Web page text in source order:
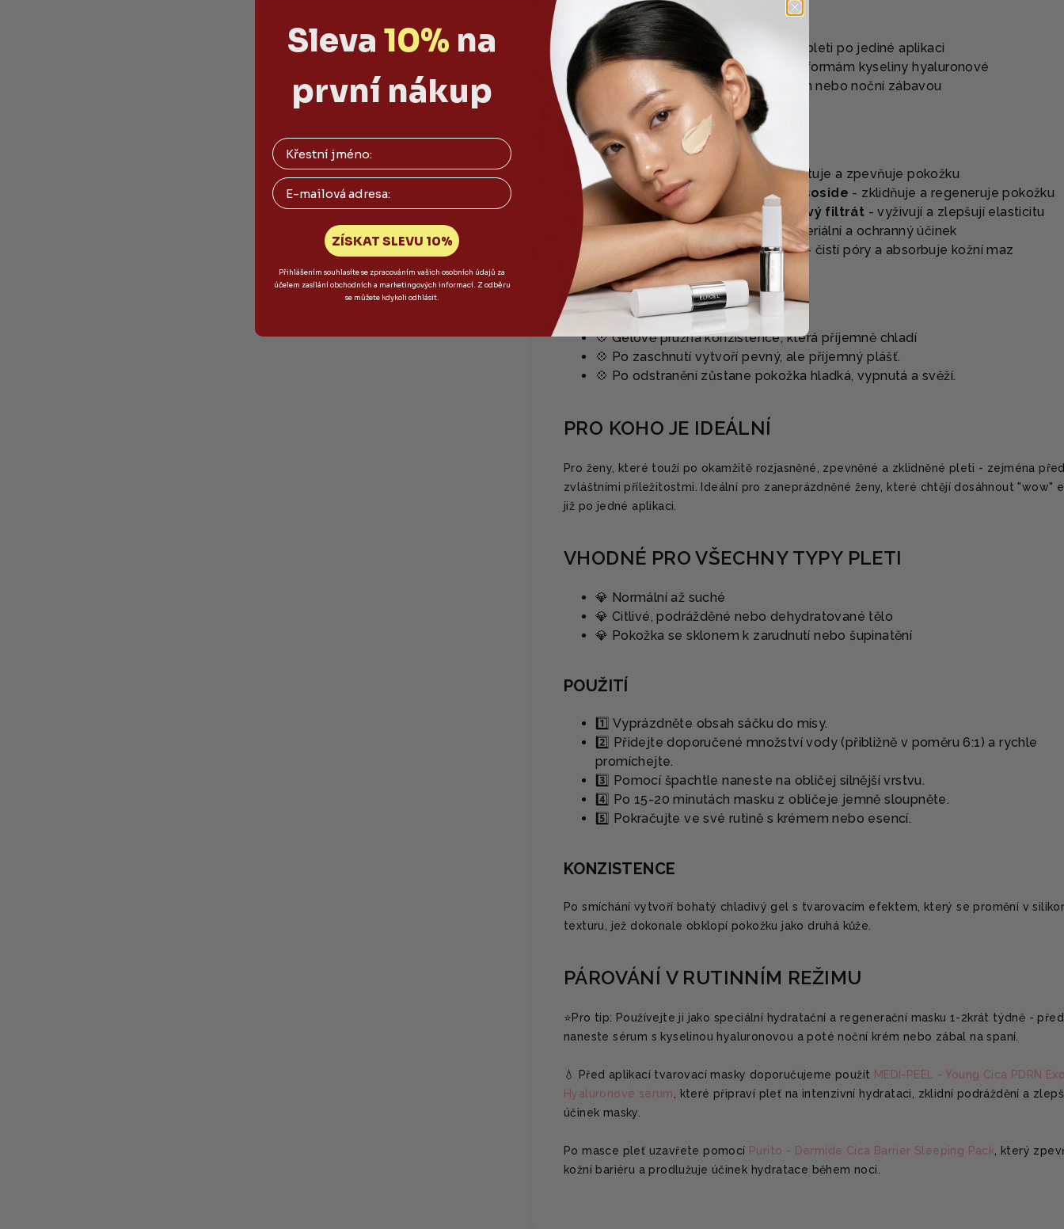
PROČ SE TI BUDE LÍBIT?
✅ Okamžité zpevnění a vyhlazení pleti po jediné aplikaci
✅ Hloubková hydratace díky více formám kyseliny hyaluronové
✅ Ideální řešení před akcí, focením nebo noční zábavou
HLAVNÍ SLOŽKY
✨ Hyaluronát sodný - silně hydratuje a zpevňuje pokožku
Centella Asiatica & Madecassoside - zklidňuje a regeneruje pokožku
✨ Mléčné exosomy a syrovátkový filtrát - vyživují a zlepšují elasticitu
✨Propolisový extrakt- antibakteriální a ochranný účinek
Silica & Diatomaceous Earth- čistí póry a absorbuje kožní maz
FUNKCE
💠 Gelově pružná konzistence, která příjemně chladí
💠 Po zaschnutí vytvoří pevný, ale příjemný plášť.
💠 Po odstranění zůstane pokožka hladká, vypnutá a svěží.
PRO KOHO JE IDEÁLNÍ
Pro ženy, které touží po okamžitě rozjasněné, zpevněné a zklidněné pleti - zejména
zvláštními příležitostmi. Ideální pro zaneprázdněné ženy, které chtějí dosáhnout "wow"
již po jedné aplikaci.
VHODNÉ PRO VŠECHNY TYPY PLETI
💎 Normální až suché
💎 Citlivé, podrážděné nebo dehydratované tělo
💎 Pokožka se sklonem k zarudnutí nebo šupinatění
POUŽITÍ
1️⃣ Vyprázdněte obsah sáčku do mísy.
2️⃣ Přidejte doporučené množství vody (přibližně v poměru 6:1) a rychle
promíchejte.
3️⃣ Pomocí špachtle naneste na obličej silnější vrstvu.
4️⃣ Po 15-20 minutách masku z obličeje jemně sloupněte.
5️⃣ Pokračujte ve své rutině s krémem nebo esencí.
KONZISTENCE
Po smíchání vytvoří bohatý chladivý gel s tvarovacím efektem, který se promění v
texturu, jež dokonale obklopí pokožku jako druhá kůže.
PÁROVÁNÍ V RUTINNÍM REŽIMU
⭐️Pro tip: Používejte ji jako speciální hydratační a regenerační masku 1-2krát týdně -
naneste sérum s kyselinou hyaluronovou a poté noční krém nebo zábal na spaní.
💧 Před aplikací tvarovací masky doporučujeme použít MEDI-PEEL - Young Cica PDRN
Hyaluronové sérum
, které připraví pleť na intenzivní hydrataci, zklidní podráždění a
účinek masky.
Po masce pleť uzavřete pomocí Purito - Dermide Cica Barrier Sleeping Pack , který
kožní bariéru a prodlužuje účinek hydratace během noci.
Sleva 10% na
první nákup
Email
ZÍSKAT SLEVU 10%
Přihlášením souhlasíte se zpracováním vašich osobních údajů za
účelem zasílání obchodních a marketingových informací. Z odběru
se můžete kdykoli odhlásit.